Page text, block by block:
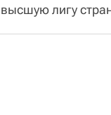
высшую лигу